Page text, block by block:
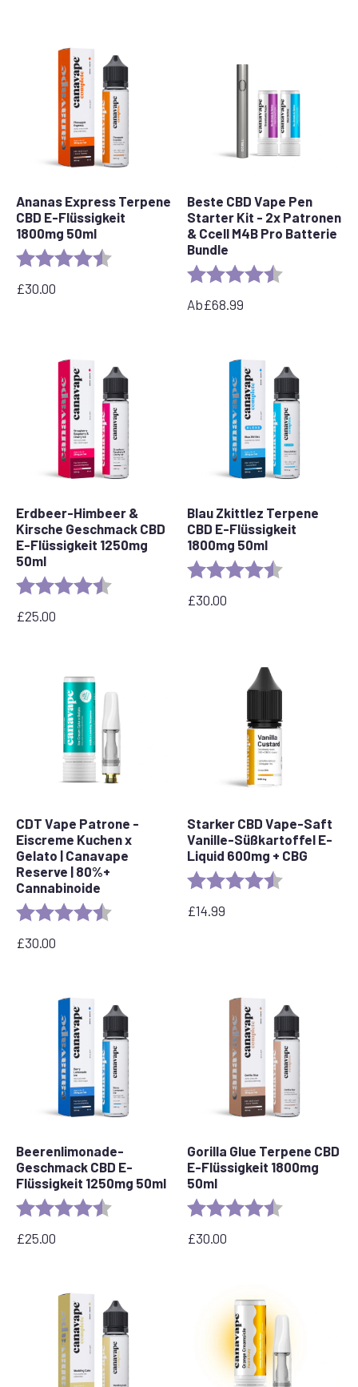
Ananas Express Terpene
CBD E-Flüssigkeit
1800mg 50ml
Bewertung: 4,8 von 5 Sternen
£30.00
Beste CBD Vape Pen
Starter Kit - 2x Patronen
& Ccell M4B Pro Batterie
Bundle
Bewertung:
Ab£68.99
Erdbeer-Himbeer &
Kirsche Geschmack CBD
E-Flüssigkeit 1250mg
50ml
Bewertung: 4,7 von 5 Sternen
£25.00
Blau Zkittlez Terpene
CBD E-Flüssigkeit
1800mg 50ml
Bewertung:
£30.00
CDT Vape Patrone -
Eiscreme Kuchen x
Gelato | Canavape
Reserve | 80%+
Cannabinoide
Bewertung: 4,6 von 5 Sternen
£30.00
Starker CBD Vape-Saft
Vanille-Süßkartoffel E-
Liquid 600mg + CBG
Bewertung:
£14.99
Beerenlimonade-
Geschmack CBD E-
Flüssigkeit 1250mg 50ml
Bewertung: 4,5 von 5 Sternen
£25.00
Gorilla Glue Terpene CBD
E-Flüssigkeit 1800mg
50ml
Bewertung:
£30.00